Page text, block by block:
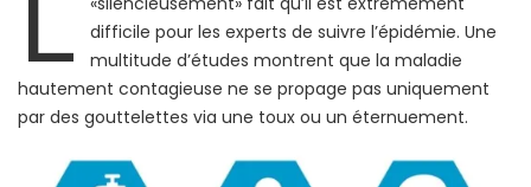
difficile pour les experts de suivre l’épidémie. Une
multitude d’études montrent que la maladie
hautement contagieuse ne se propage pas uniquement
par des gouttelettes via une toux ou un éternuement.